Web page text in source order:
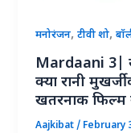
मनोरंजन,टीवी शो,
Mardaani 3|
क्या रानी
खतरनाक फिल्म
Aajkibat/ February